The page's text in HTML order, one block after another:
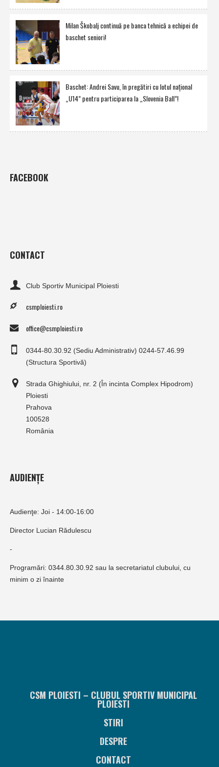
Milan Škobalj continuă pe banca tehnică a echipei de
baschet seniori!
Baschet: Andrei Savu, în pregătiri cu lotul naţional
„U14” pentru participarea la „Slovenia Ball”!
FACEBOOK
CONTACT
Club Sportiv Municipal Ploiesti
csmploiesti.ro
office@csmploiesti.ro
0344-80.30.92 (Sediu Administrativ) 0244-57.46.99
(Structura Sportivă)
Strada Ghighiului, nr. 2 (În incinta Complex Hipodrom)
Ploiesti
Prahova
100528
România
AUDIENȚE
Audienţe: Joi - 14:00-16:00
Director Lucian Rădulescu
-
Programări: 0344.80.30.92 sau la secretariatul clubului, cu
minim o zi înainte
CSM PLOIESTI – CLUBUL SPORTIV MUNICIPAL
PLOIESTI
STIRI
DESPRE
CONTACT